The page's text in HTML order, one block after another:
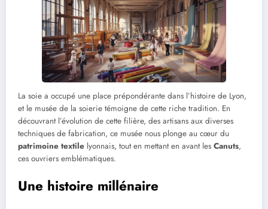
La soie a occupé une place prépondérante dans l’histoire de Lyon,
et le musée de la soierie témoigne de cette riche tradition. En
découvrant l’évolution de cette filière, des artisans aux diverses
techniques de fabrication, ce musée nous plonge au cœur du
patrimoine textile lyonnais, tout en mettant en avant les Canuts,
ces ouvriers emblématiques.
Une histoire millénaire